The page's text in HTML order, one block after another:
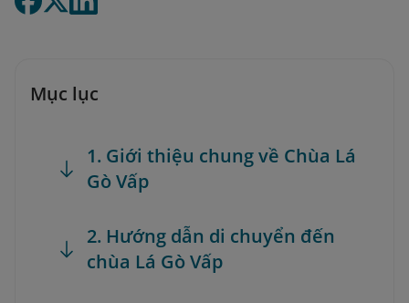
Mục lục
1. Giới thiệu chung về Chùa Lá
Gò Vấp
2. Hướng dẫn di chuyển đến
chùa Lá Gò Vấp